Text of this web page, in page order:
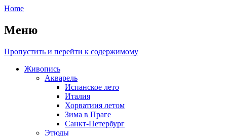
Home
Меню
Пропустить и перейти к содержимому
Живопись
Акварель
Испанское лето
Италия
Хорватиия летом
Зима в Праге
Санкт-Петербург
Этюды